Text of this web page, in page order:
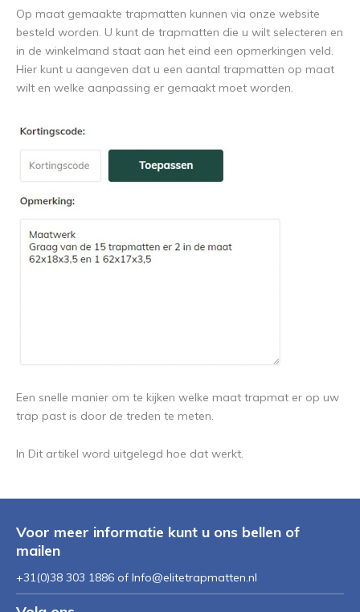
Op maat gemaakte trapmatten kunnen via onze website
besteld worden. U kunt de trapmatten die u wilt selecteren en
in de winkelmand staat aan het eind een opmerkingen veld.
Hier kunt u aangeven dat u een aantal trapmatten op maat
wilt en welke aanpassing er gemaakt moet worden.
Een snelle manier om te kijken welke maat trapmat er op uw
trap past is door de treden te meten.
In Dit artikel word uitgelegd hoe dat werkt.
Voor meer informatie kunt u ons bellen of
mailen
+31(0)38 303 1886 of Info@elitetrapmatten.nl